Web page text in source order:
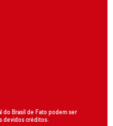
do Brasil de Fato podem ser
devidos créditos.